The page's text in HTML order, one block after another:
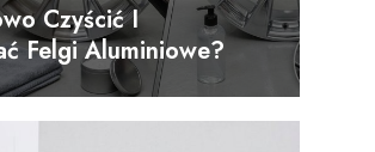
Czyścić I
Felgi Aluminiowe?